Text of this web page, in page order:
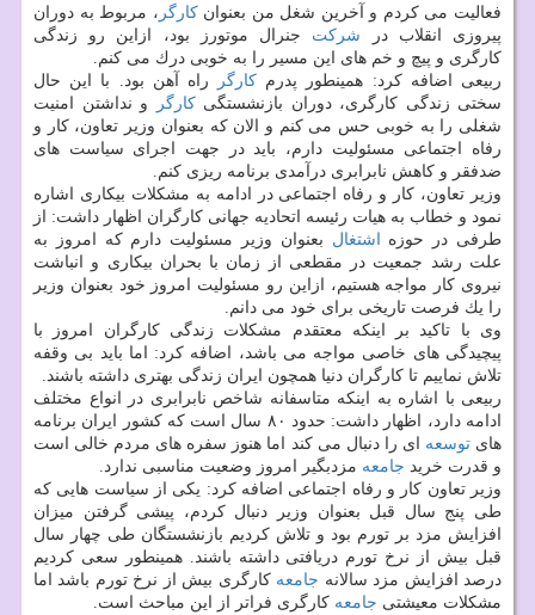
فعالیت می كردم و آخرین شغل من بعنوانكارگر ، مربوط به دوران
پیروزی انقلاب در شركت جنرال موتورز بود، ازاین رو زندگی
كارگری و پیچ و خم های این مسیر را به خوبی درك می كنم.
ربیعی اضافه كرد: همینطور پدرم كارگر
راه آهن بود. با این حال
سختی زندگی كارگری، دوران بازنشستگیكارگر
و نداشتن امنیت
شغلی را به خوبی حس می كنم و الان كه بعنوان وزیر تعاون، كار و
رفاه اجتماعی مسئولیت دارم، باید در جهت اجرای سیاست های
ضدفقر و كاهش نابرابری درآمدی برنامه ریزی كنم.
وزیر تعاون، كار و رفاه اجتماعی در ادامه به مشكلات بیكاری اشاره
نمود و خطاب به هیات رئیسه اتحادیه جهانی كارگران اظهار داشت: از
طرفی در حوزه
اشتغال بعنوان وزیر مسئولیت دارم كه امروز به
علت رشد جمعیت در مقطعی از زمان با بحران بیكاری و انباشت
نیروی كار مواجه هستیم، ازاین رو مسئولیت امروز خود بعنوان وزیر
را یك فرصت تاریخی برای خود می دانم.
وی با تاكید بر اینكه معتقدم مشكلات زندگی كارگران امروز با
پیچیدگی های خاصی مواجه می باشد، اضافه كرد: اما باید بی وقفه
تلاش نماییم تا كارگران دنیا همچون ایران زندگی بهتری داشته باشند.
ربیعی با اشاره به اینكه متاسفانه شاخص نابرابری در انواع مختلف
ادامه دارد، اظهار داشت: حدود ۸۰ سال است كه كشور ایران برنامه
هایتوسعه ای را دنبال می كند اما هنوز سفره های مردم خالی است
و قدرت خرید جامعه مزدبگیر امروز وضعیت مناسبی ندارد.
وزیر تعاون كار و رفاه اجتماعی اضافه كرد: یكی از سیاست هایی كه
طی پنج سال قبل بعنوان وزیر دنبال كردم، پیشی گرفتن میزان
افزایش مزد بر تورم بود و تلاش كردیم بازنشستگان طی چهار سال
قبل بیش از نرخ تورم دریافتی داشته باشند. همینطور سعی كردیم
درصد افزایش مزد سالانه جامعه كارگری بیش از نرخ تورم باشد اما
مشكلات معیشتی جامعه كارگری فراتر از این مباحث است.